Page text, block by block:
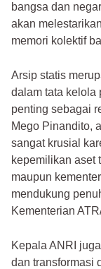
bangsa dan
akan
memori kolektif
Arsip statis
dalam tata kelola
penting sebagai
Mego Pinandito,
sangat krusial
kepemilikan aset
maupun
mendukung
Kementerian
Kepala ANRI
dan transformasi